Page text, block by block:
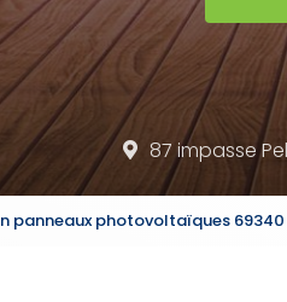
87 impasse
panneaux photovoltaïques 69340